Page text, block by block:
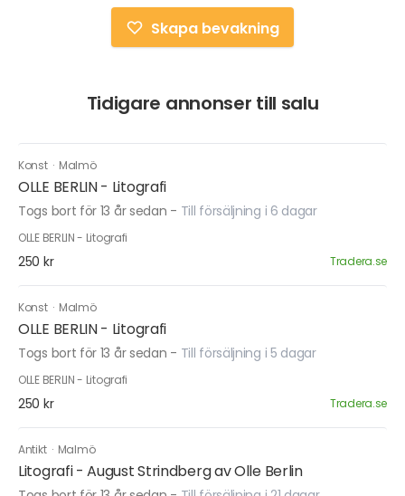
Skapa bevakning
Tidigare annonser till salu
Konst · Malmö
OLLE BERLIN - Litografi
Togs bort för 13 år sedan - Till försäljning i 6 dagar
OLLE BERLIN - Litografi
250 kr Tradera.se
Konst · Malmö
OLLE BERLIN - Litografi
Togs bort för 13 år sedan - Till försäljning i 5 dagar
OLLE BERLIN - Litografi
250 kr Tradera.se
Antikt · Malmö
Litografi - August Strindberg av Olle Berlin